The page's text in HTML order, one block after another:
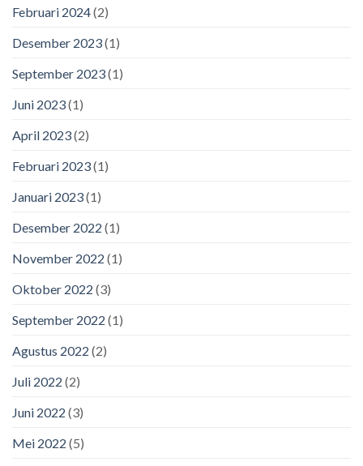
Februari 2024(2)
Desember 2023(1)
September 2023(1)
Juni 2023(1)
April 2023(2)
Februari 2023(1)
Januari 2023(1)
Desember 2022 (1)
November 2022 (1)
Oktober 2022 (3)
September 2022 (1)
Agustus 2022 (2)
Juli 2022 (2)
Juni 2022 (3)
Mei 2022 (5)